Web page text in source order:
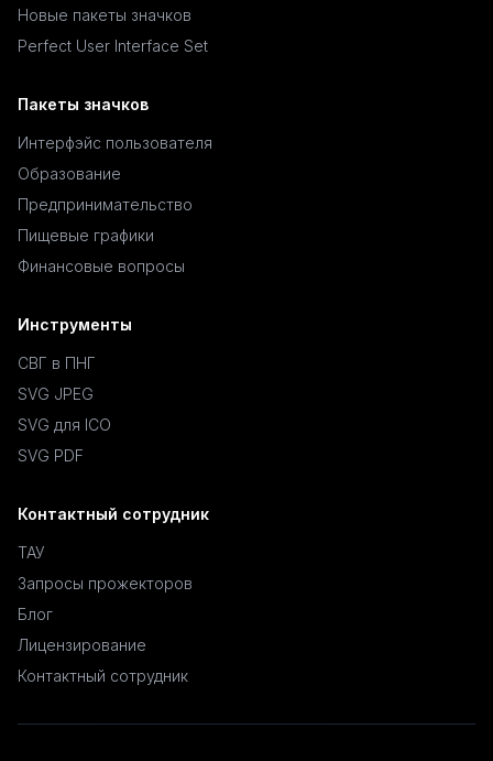
Новые пакеты значков
Perfect User Interface Set
Пакеты значков
Интерфэйс пользователя
Образование
Предпринимательство
Пищевые графики
Финансовые вопросы
Инструменты
СВГ в ПНГ
SVG JPEG
SVG для ICO
SVG PDF
Контактный сотрудник
ТАУ
Запросы прожекторов
Блог
Лицензирование
Контактный сотрудник